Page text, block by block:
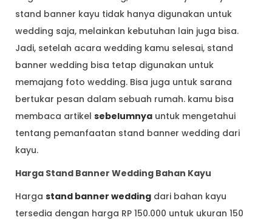
stand banner kayu tidak hanya digunakan untuk
wedding saja, melainkan kebutuhan lain juga bisa.
Jadi, setelah acara wedding kamu selesai, stand
banner wedding bisa tetap digunakan untuk
memajang foto wedding. Bisa juga untuk sarana
bertukar pesan dalam sebuah rumah. kamu bisa
membaca artikel sebelumnya untuk mengetahui
tentang pemanfaatan stand banner wedding dari
kayu.
Harga Stand Banner Wedding Bahan Kayu
Harga stand banner wedding dari bahan kayu
tersedia dengan harga RP 150.000 untuk ukuran 150